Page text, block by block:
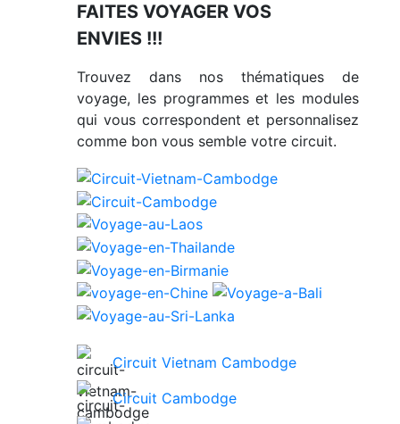
FAITES VOYAGER VOS
ENVIES !!!
Trouvez dans nos thématiques de
voyage, les programmes et les modules
qui vous correspondent et personnalisez
comme bon vous semble votre circuit.
Circuit Vietnam Cambodge
Circuit Cambodge